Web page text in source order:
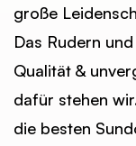
große
Das Rudern
Qualität &
dafür stehen
die besten